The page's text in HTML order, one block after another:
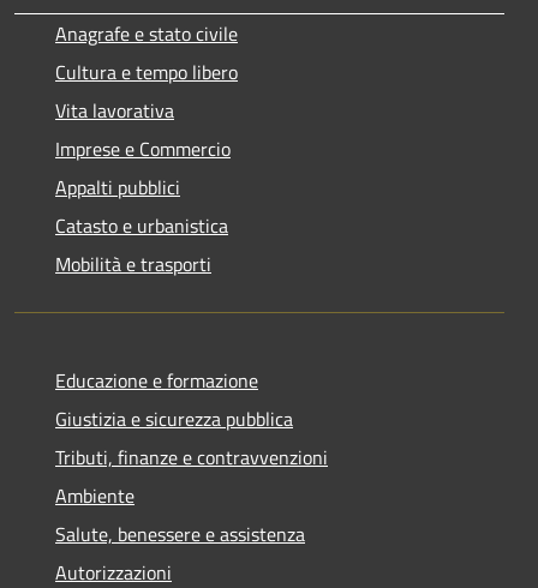
Anagrafe e stato civile
Cultura e tempo libero
Vita lavorativa
Imprese e Commercio
Appalti pubblici
Catasto e urbanistica
Mobilità e trasporti
Educazione e formazione
Giustizia e sicurezza pubblica
Tributi, finanze e contravvenzioni
Ambiente
Salute, benessere e assistenza
Autorizzazioni